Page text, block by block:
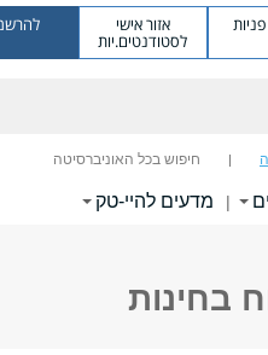
אזור אישי
לסטודנטים.יות
חיפוש בכל האוניברסיטה
| מדעים להיי-טק
בחינות